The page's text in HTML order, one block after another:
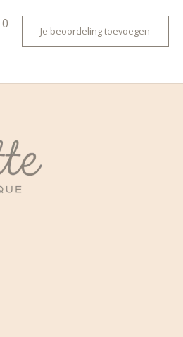
0
Je beoordeling toevoegen